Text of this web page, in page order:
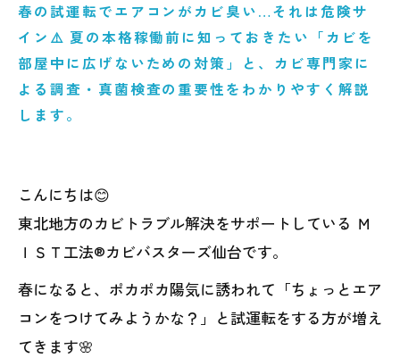
春の試運転でエアコンがカビ臭い…それは危険サ
イン⚠️ 夏の本格稼働前に知っておきたい「カビを
部屋中に広げないための対策」と、カビ専門家に
よる調査・真菌検査の重要性をわかりやすく解説
します。
こんにちは😊
東北地方のカビトラブル解決をサポートしている Ｍ
ＩＳＴ工法®カビバスターズ仙台です。
春になると、ポカポカ陽気に誘われて「ちょっとエア
コンをつけてみようかな？」と試運転をする方が増え
てきます🌸